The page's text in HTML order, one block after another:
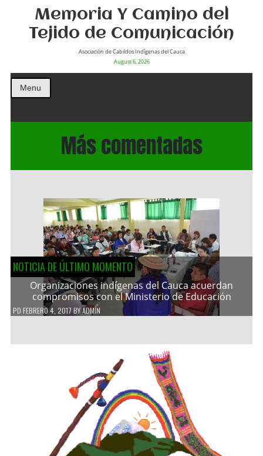
Memoria Y Camino del
Tejido de Comunicación
Asociación de Cabildos Indìgenas del Cauca
August 6, 2026
Menu
Más comentadas
NOTICIA DE ÚLTIMO MOMENTO
Organizaciones indígenas del Cauca acuerdan
compromisos con el Ministerio de Educación
PD FEBRERO 4, 2017 BYADMIN